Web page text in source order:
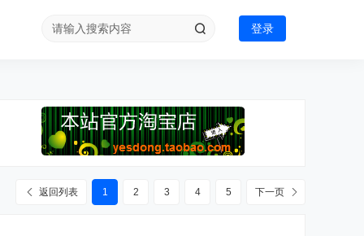
登录
1 2 3 4 5 下一页
返回列表